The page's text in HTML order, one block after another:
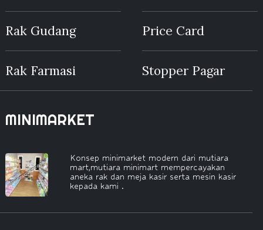
Rak Gudang
Rak Farmasi
Price Card
Stopper Pagar
MINIMARKET
Konsep minimarket modern dari mutiara
mart,mutiara minimart mempercayakan
aneka rak dan meja kasir serta mesin kasir
kepada kami .